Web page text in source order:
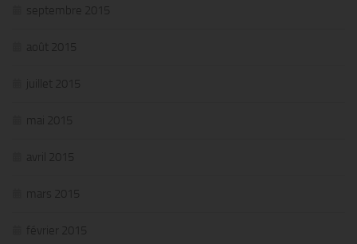
septembre 2015
août 2015
juillet 2015
mai 2015
avril 2015
mars 2015
février 2015